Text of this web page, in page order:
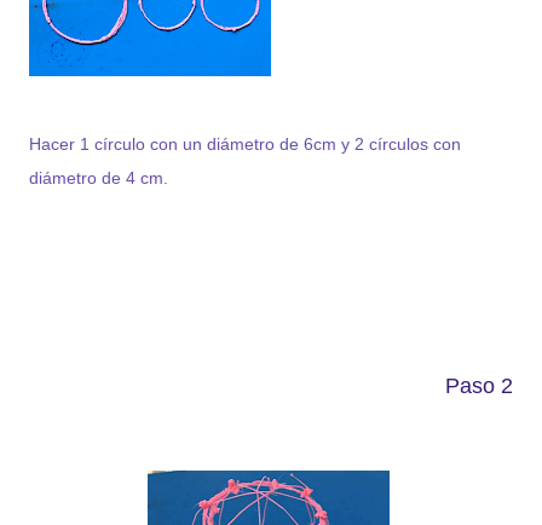
Hacer 1 círculo con un diámetro de 6cm y 2 círculos con
diámetro de 4 cm.
Paso 2